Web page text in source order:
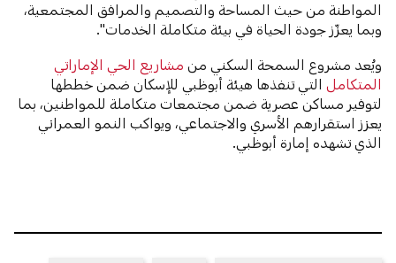
المواطنة من حيث المساحة والتصميم والمرافق المجتمعية،
وبما يعزّز جودة الحياة في بيئة متكاملة الخدمات".
ويُعد مشروع السمحة السكني من مشاريع الحي الإماراتي
المتكامل التي تنفذها هيئة أبوظبي للإسكان ضمن خططها
لتوفير مساكن عصرية ضمن مجتمعات متكاملة للمواطنين، بما
يعزز استقرارهم الأسري والاجتماعي، ويواكب النمو العمراني
الذي تشهده إمارة أبوظبي.